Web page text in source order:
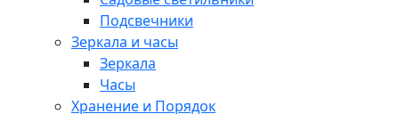
Подсвечники
Зеркала и часы
Зеркала
Часы
Хранение и Порядок